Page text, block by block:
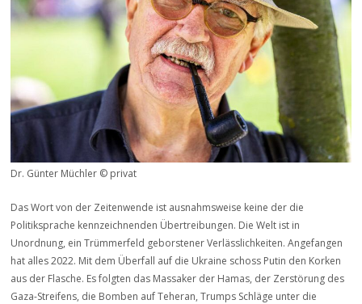
Dr. Günter Müchler © privat
Das Wort von der Zeitenwende ist ausnahmsweise keine der die
Politiksprache kennzeichnenden Übertreibungen. Die Welt ist in
Unordnung, ein Trümmerfeld geborstener Verlässlichkeiten. Angefangen
hat alles 2022. Mit dem Überfall auf die Ukraine schoss Putin den Korken
aus der Flasche. Es folgten das Massaker der Hamas, der Zerstörung des
Gaza-Streifens, die Bomben auf Teheran, Trumps Schläge unter die